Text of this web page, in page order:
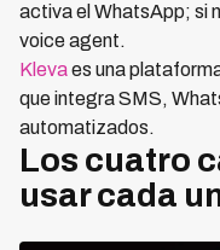
activa el WhatsApp; si
voice agent.
Klevaes una
que integra SMS,
automatizados.
Los cuatro
usar cada